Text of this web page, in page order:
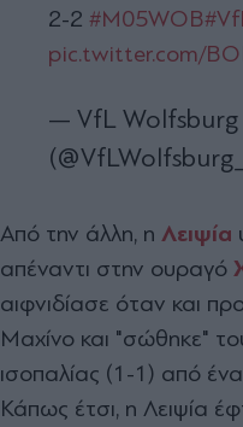
2-2 #M05WOB
pic.twitter.com/
— VfL
Από την άλλη, η Λειψία
απέναντι στην ουραγό
αιφνιδίασε όταν και
Μαχίνο και "σώθηκε"
ισοπαλίας (1-1) από
Κάπως έτσι, η Λειψία